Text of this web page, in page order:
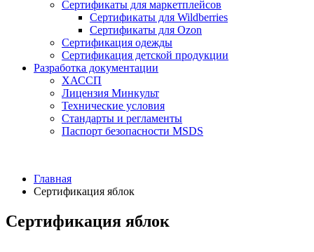
Сертификаты для маркетплейсов
Сертификаты для Wildberries
Сертификаты для Ozon
Сертификация одежды
Сертификация детской продукции
Разработка документации
ХАССП
Лицензия Минкульт
Технические условия
Стандарты и регламенты
Паспорт безопасности MSDS
Главная
Сертификация яблок
Сертификация яблок